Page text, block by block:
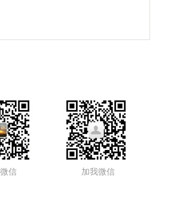
加我微信
信